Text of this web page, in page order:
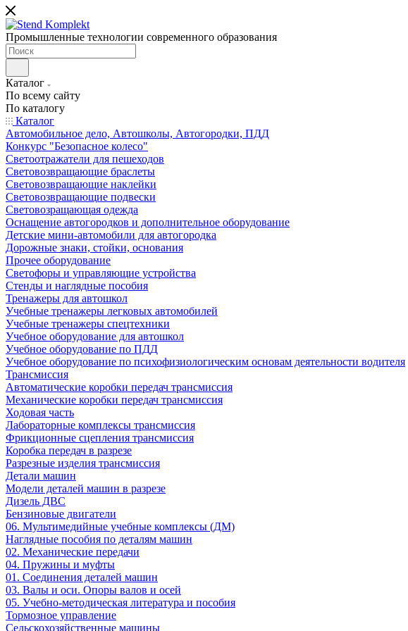
Промышленные технологии современного образования
Каталог
По всему сайту
По каталогу
Каталог
Автомобильное дело, Автошколы, Автогородки, ПДД
Конкурс "Безопасное колесо"
Светоотражатели для пешеходов
Световозвращающие браслеты
Световозвращающие наклейки
Световозвращающие подвески
Световозращающая одежда
Оснащение автогородков и дополнительное оборудование
Детские мини-автомобили для автогородка
Дорожные знаки, стойки, основания
Прочее оборудование
Светофоры и управляющие устройства
Стенды и наглядные пособия
Тренажеры для автошкол
Учебные тренажеры легковых автомобилей
Учебные тренажеры спецтехники
Учебное оборудование для автошкол
Учебное оборудование по ПДД
Учебное оборудование по психофизиологическим основам деятельности водителя
Трансмиссия
Автоматические коробки передач трансмиссия
Механические коробки передач трансмиссия
Ходовая часть
Лабораторные комплексы трансмиссия
Фрикционные сцепления трансмиссия
Коробка передач в разрезе
Разрезные изделия трансмиссия
Детали машин
Модели деталей машин в разрезе
Дизель ДВС
Бензиновые двигатели
06. Мультимедийные учебные комплексы (ДМ)
Наглядные пособия по деталям машин
02. Механические передачи
04. Пружины и муфты
01. Соединения деталей машин
03. Валы и оси. Опоры валов и осей
05. Учебно-методическая литература и пособия
Тормозное управление
Сельскохозяйственные машины